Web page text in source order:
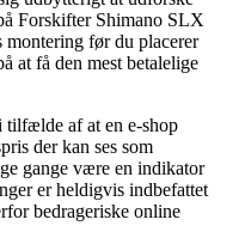
Forskifter Shimano SLX
før du placerer
at få den mest betalelige
tilfælde af at en e-shop
der kan ses som
gange være en indikator
er heldigvis indbefattet
bedrageriske online